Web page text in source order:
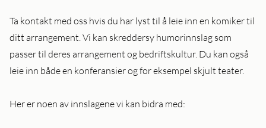
Ta kontakt med oss hvis du har lyst til å leie inn en komiker til
ditt arrangement. Vi kan skreddersy humorinnslag som
passer til deres arrangement og bedriftskultur. Du kan også
leie inn både en konferansier og for eksempel skjult teater.
Her er noen av innslagene vi kan bidra med: